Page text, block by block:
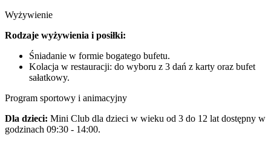
Wyżywienie
Rodzaje wyżywienia i posiłki:
Śniadanie w formie bogatego bufetu.
Kolacja w restauracji: do wyboru z 3 dań z karty oraz bufet
sałatkowy.
Program sportowy i animacyjny
Dla dzieci: Mini Club dla dzieci w wieku od 3 do 12 lat dostępny w
godzinach 09:30 - 14:00.